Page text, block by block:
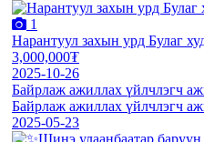
1
Нарантуул захын урд Булаг
3,000,000₮
2025-10-26
Байрлаж ажиллах үйлчлэгч
Байрлаж ажиллах үйлчлэгч
2025-05-23